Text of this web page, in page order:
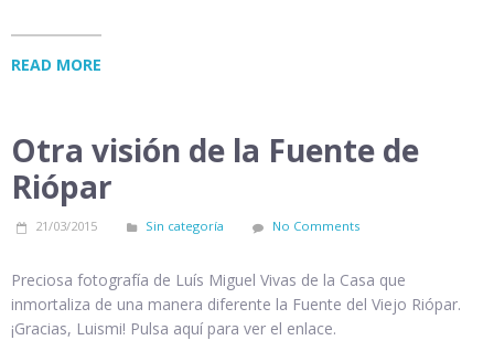
READ MORE
Otra visión de la Fuente de
Riópar
21/03/2015 Sin categoría No Comments
Preciosa fotografía de Luís Miguel Vivas de la Casa que
inmortaliza de una manera diferente la Fuente del Viejo Riópar.
¡Gracias, Luismi! Pulsa aquí para ver el enlace.